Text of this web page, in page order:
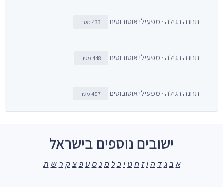
תחנה רגילה · מפעילי אוטובוסים 433 מטר
תחנה רגילה · מפעילי אוטובוסים 448 מטר
תחנה רגילה · מפעילי אוטובוסים 457 מטר
ישובים נוספים בישראל
א ב ג ד ה ו ז ח ט י כ ל מ נ ס ע פ צ ק ר ש ת